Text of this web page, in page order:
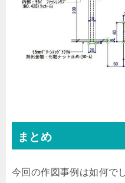
まとめ
今回の作図事例は如何で